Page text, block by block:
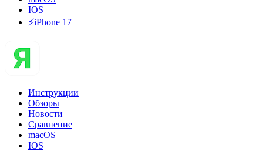
IOS
⚡️iPhone 17
Инструкции
Обзоры
Новости
Сравнение
macOS
IOS